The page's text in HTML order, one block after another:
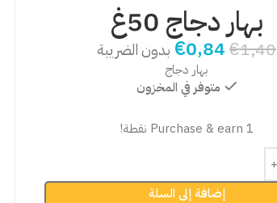
بهار دجاج 50غ
€1,40
€0,84 بدون الضريبة
بهار دجاج
متوفر في المخزون
Purchase & earn 1 نقطة!
إضافة إلى السلة